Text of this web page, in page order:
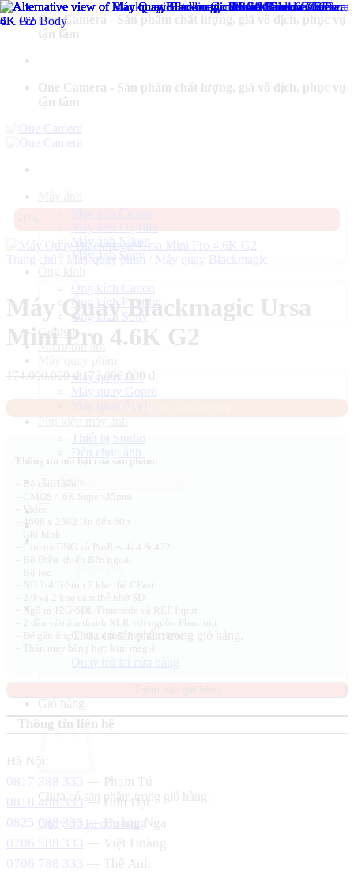
Bỏ
dung
One Camera - Sản phẩm chất lượng, giá vô địch, phục vụ
tận tâm
One Camera - Sản phẩm chất lượng, giá vô địch, phục vụ
tận tâm
Máy ảnh Canon
Máy ảnh Nikon
Máy ảnh Sony
Ống kính Canon
Ống kính Fujifilm
Ống kính Sony
Gimbal
Micro thu âm
Máy quay DJI
Máy quay Gopro
Thiết bị Studio
Giỏ hàng
Chưa có sản phẩm trong giỏ hàng.
Quay trở lại cửa hàng
Trang chủ Máy quay phim Máy quay Blackmagic
Máy Quay Blackmagic Ursa
Mini Pro 4.6K G2
174.000.000₫ Giá
gốc
là:
173.000.000 ₫
hiện
Thông tin liên hệ
Hà Nội:
0817 388 333
— Phạm Tú
0818 488 333— Hữu Đạt
0825 088 333 — Hoàng Nga
0706 588 333
— Việt Hoàng
0706 788 333
— Thế Anh